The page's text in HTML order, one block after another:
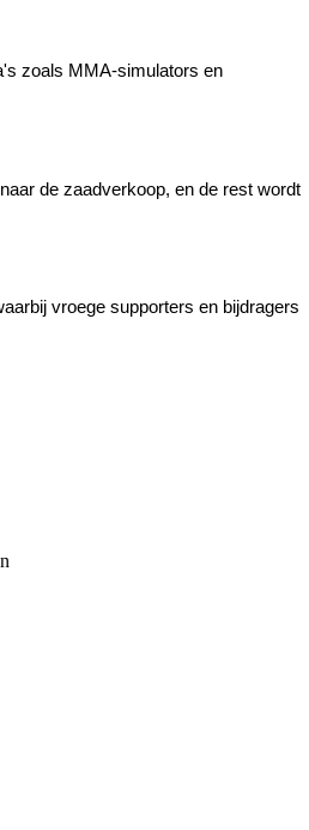
zoals MMA-simulators en
de zaadverkoop, en de rest wordt
vroege supporters en bijdragers